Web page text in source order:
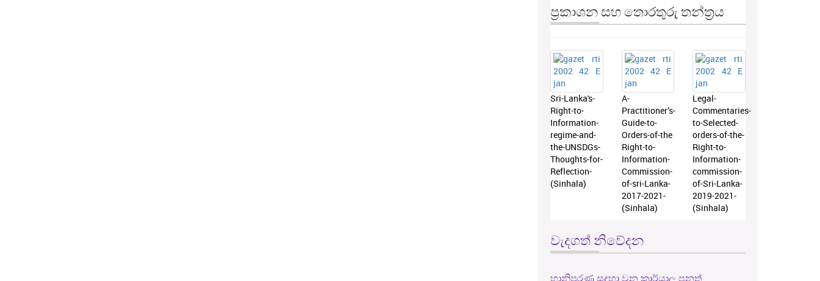
ප්‍රකාශන සහ තොරතුරු තන්ත්‍රය
Sri-Lanka's-
Right-to-
Information-
regime-and-
the-UNSDGs-
Thoughts-for-
Reflection-
(Sinhala)
A-
Practitioner’s-
Guide-to-
Orders-of-the
Right-to-
Information-
Commission-
of-sri-Lanka-
2017-2021-
(Sinhala)
Legal-
Commentaries-
to-Selected-
orders-of-the-
Right-to-
Information-
commission-
of-Sri-Lanka-
2019-2021-
(Sinhala)
වැදගත් නිවේදන
හානිපුරණ සදහා වන කාර්යාල පනත්